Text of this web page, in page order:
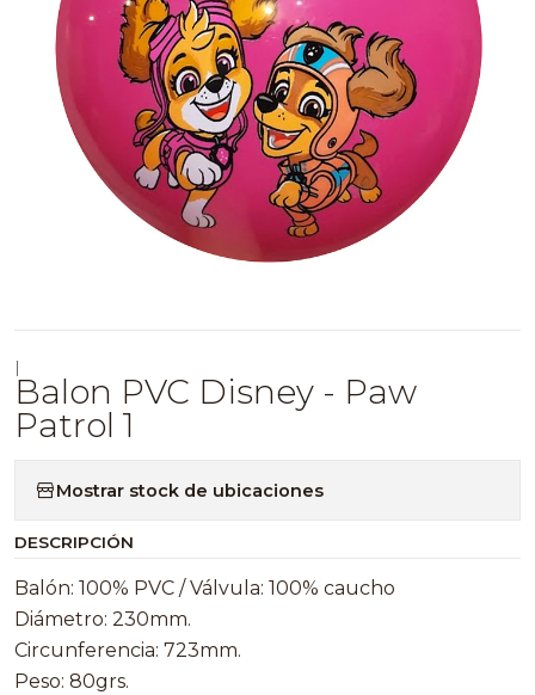
|
Balon PVC Disney - Paw
Patrol 1
Mostrar stock de ubicaciones
DESCRIPCIÓN
Balón: 100% PVC / Válvula: 100% caucho
Diámetro: 230mm.
Circunferencia: 723mm.
Peso: 80grs.